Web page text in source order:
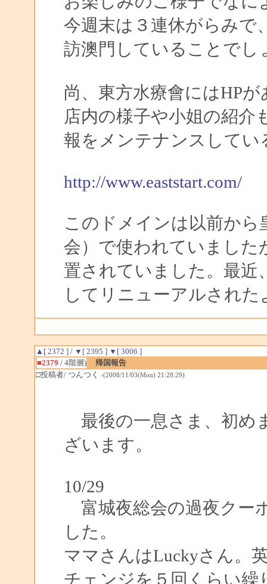
今週末は３連休がらみで
訪澳門していることでし
尚、東方水療會にはHP
店内の様子や小姐の紹介
報をメンテナンスしてい
http://www.eaststart.com/
このドメインは以前から
会）で使われていまし
置されていました。最近
してリニューアルされた
▲[ 2372 ]/ ▼[ 2395 ] ▼[ 3006 ]
■2379 / 4階層)
帰国報告
□投稿者/ つんつく
-(2008/11/03(Mon) 21:28:29)
最後の一息さま、初め
ざいます。
10/29
富城夜総会の過夜クー
した。
ママさんはLuckyさん。
チェンジを５回くらい繰